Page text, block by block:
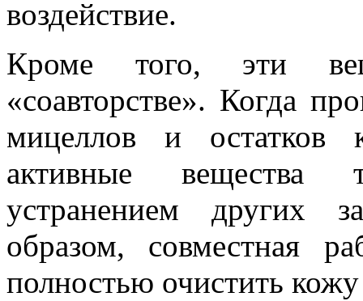
воздействие.
Кроме того, эти
«соавторстве». Когда
мицеллов и остатков
активные вещества
устранением других
образом, совместная
полностью очистить